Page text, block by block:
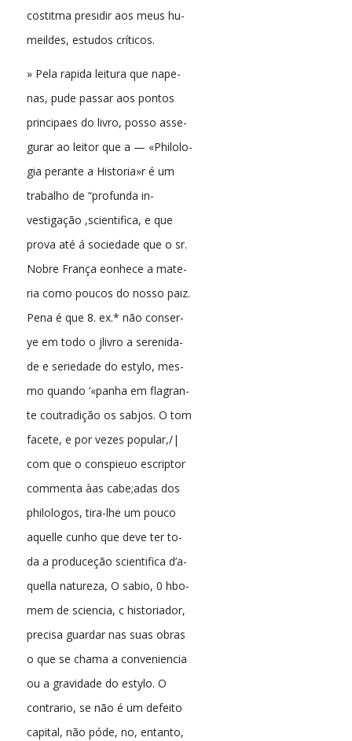
costitma presidir aos meus hu-
meildes, estudos críticos.
» Pela rapida leitura que nape-
nas, pude passar aos pontos
principaes do livro, posso asse-
gurar ao leitor que a — «Philolo-
gia perante a Historia»r é um
trabalho de “profunda in-
vestigação ,scientifica, e que
prova até á sociedade que o sr.
Nobre França eonhece a mate-
ria como poucos do nosso paiz.
Pena é que 8. ex.* não conser-
ye em todo o jlivro a serenida-
de e seriedade do estylo, mes-
mo quando ‘«panha em flagran-
te coutradição os sabjos. O tom
facete, e por vezes popular,/|
com que o conspieuo escriptor
commenta àas cabe;adas dos
philologos, tira-lhe um pouco
aquelle cunho que deve ter to-
da a produceção scientifica d’a-
quella natureza, O sabio, 0 hbo-
mem de sciencia, c historiador,
precisa guardar nas suas obras
o que se chama a conveniencia
ou a gravidade do estylo. O
contrario, se não é um defeito
capital, não póde, no, entanto,